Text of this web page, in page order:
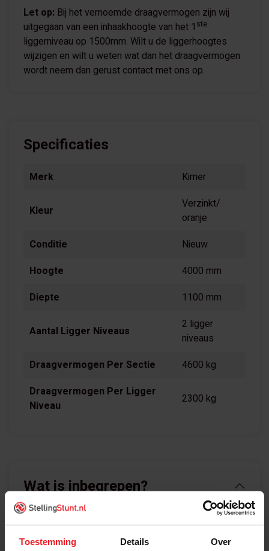
Toestemming Details Over
Let op: Bij het vernoemde draagvermogen zijn wij
uitgegaan van een inhaakhoogte van het 1 ste
liggerniveau op 1500mm. Wilt u de liggerhoogtes
wijzigen en wilt u weten wat dan het draagvermogen
wordt neem dan gerust contact met ons op.
Specificaties
Merk Kimer
Kleur
Verzinkt/
oranje
Conditie
Nieuw
Hoogte
4000 mm
Diepte
1100 mm
Aantal Ligger Niveaus
2 ligger
niveaus
Draagvermogen Per Sectie
4600 kg
Draagvermogen Per Ligger
Niveau
2300 kg
Wat is inbegrepen?
Palletstellingen Aanbouwvak 4000x3680mm (hxb)